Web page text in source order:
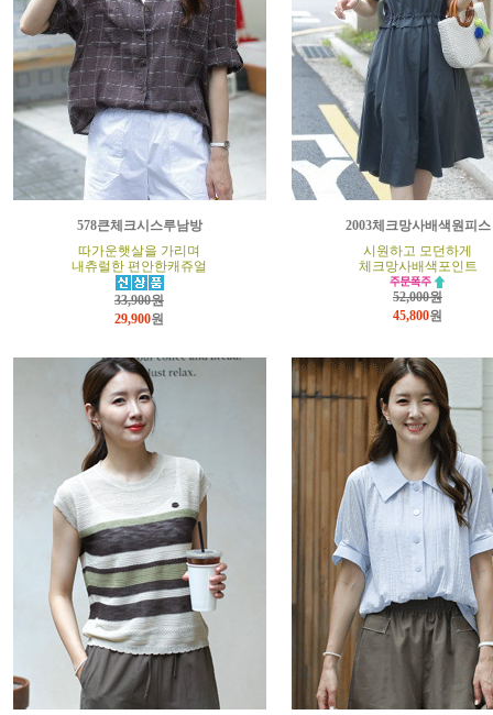
578큰체크시스루남방
따가운햇살을 가리며
내츄럴한 편안한캐쥬얼
33,900원
29,900원
2003체크망사배색원피스
시원하고 모던하게
체크망사배색포인트
52,000원
45,800원